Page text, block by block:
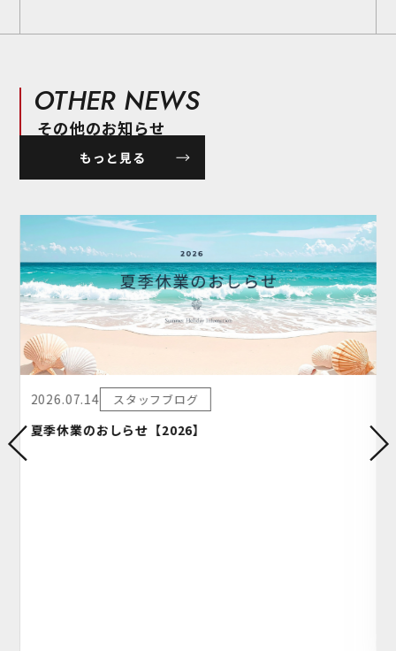
OTHER NEWS
その他のお知らせ
もっと見る
2025.08.05 スタッフブログ
夏季休業のおしらせ【2025】